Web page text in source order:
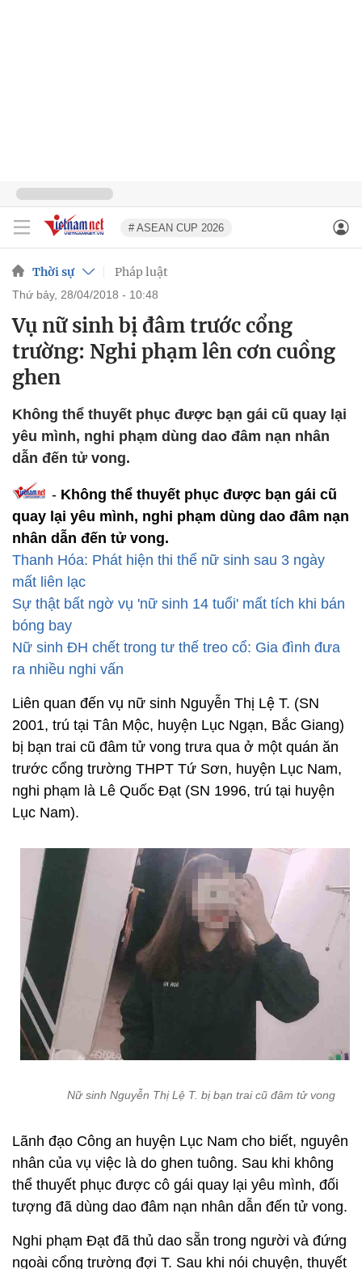
# ASEAN CUP 2026
Thời sự Pháp luật
thứ bảy, 28/04/2018 - 10:48
Vụ nữ sinh bị đâm trước cổng
trường: Nghi phạm lên cơn cuồng
ghen
Không thể thuyết phục được bạn gái cũ quay lại
yêu mình, nghi phạm dùng dao đâm nạn nhân
dẫn đến tử vong.
- Không thể thuyết phục được bạn gái cũ
quay lại yêu mình, nghi phạm dùng dao đâm nạn
nhân dẫn đến tử vong.
Thanh Hóa: Phát hiện thi thể nữ sinh sau 3 ngày
mất liên lạc
Sự thật bất ngờ vụ 'nữ sinh 14 tuổi' mất tích khi bán
bóng bay
Nữ sinh ĐH chết trong tư thế treo cổ: Gia đình đưa
ra nhiều nghi vấn
Liên quan đến vụ nữ sinh Nguyễn Thị Lệ T. (SN
2001, trú tại Tân Mộc, huyện Lục Ngạn, Bắc Giang)
bị bạn trai cũ đâm tử vong trưa qua ở một quán ăn
trước cổng trường THPT Tứ Sơn, huyện Lục Nam,
nghi phạm là Lê Quốc Đạt (SN 1996, trú tại huyện
Lục Nam).
Nữ sinh Nguyễn Thị Lệ T. bị bạn trai cũ đâm tử vong
Lãnh đạo Công an huyện Lục Nam cho biết, nguyên
nhân của vụ việc là do ghen tuông. Sau khi không
thể thuyết phục được cô gái quay lại yêu mình, đối
tượng đã dùng dao đâm nạn nhân dẫn đến tử vong.
Nghi phạm Đạt đã thủ dao sẵn trong người và đứng
ngoài cổng trường đợi T. Sau khi nói chuyện, thuyết